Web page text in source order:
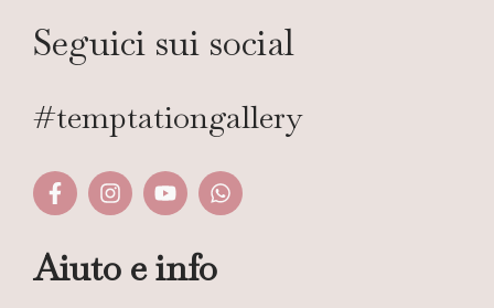
Seguici sui social
#temptationgallery
Aiuto e info